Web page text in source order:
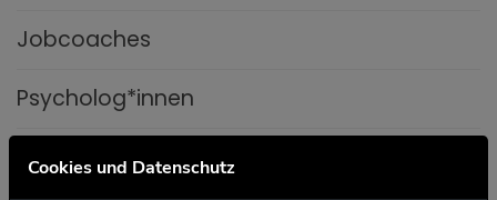
Jobcoaches
Psycholog*innen
Fachlicher Anleiter*innen
Cookies und Datenschutz